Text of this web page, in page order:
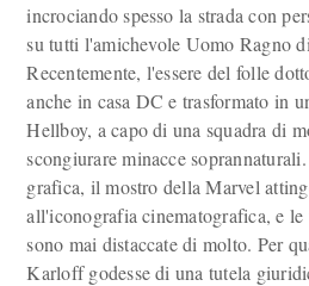
incrociando spesso la strada con
su tutti l'amichevole Uomo Ragno
Recentemente, l'essere del folle
anche in casa DC e trasformato in
Hellboy, a capo di una squadra di
scongiurare minacce
grafica, il mostro della Marvel
all'iconografia cinematografica, e
sono mai distaccate di molto. Per
Karloff godesse di una tutela